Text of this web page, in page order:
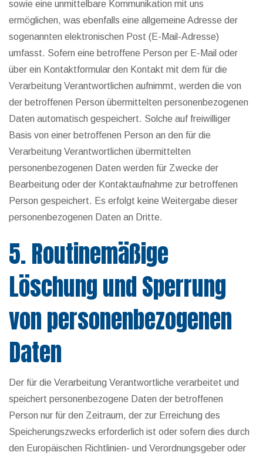
sowie eine unmittelbare Kommunikation mit uns
ermöglichen, was ebenfalls eine allgemeine Adresse der
sogenannten elektronischen Post (E-Mail-Adresse)
umfasst. Sofern eine betroffene Person per E-Mail oder
über ein Kontaktformular den Kontakt mit dem für die
Verarbeitung Verantwortlichen aufnimmt, werden die von
der betroffenen Person übermittelten personenbezogenen
Daten automatisch gespeichert. Solche auf freiwilliger
Basis von einer betroffenen Person an den für die
Verarbeitung Verantwortlichen übermittelten
personenbezogenen Daten werden für Zwecke der
Bearbeitung oder der Kontaktaufnahme zur betroffenen
Person gespeichert. Es erfolgt keine Weitergabe dieser
personenbezogenen Daten an Dritte.
5. Routinemäßige
Löschung und Sperrung
von personenbezogenen
Daten
Der für die Verarbeitung Verantwortliche verarbeitet und
speichert personenbezogene Daten der betroffenen
Person nur für den Zeitraum, der zur Erreichung des
Speicherungszwecks erforderlich ist oder sofern dies durch
den Europäischen Richtlinien- und Verordnungsgeber oder